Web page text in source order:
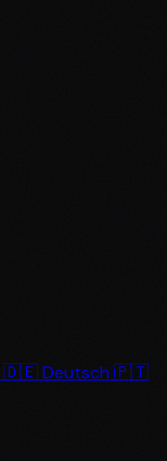
🇩🇪Deutsch 🇵🇹